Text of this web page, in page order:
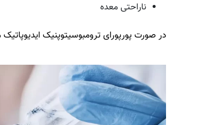
ناراحتی معده
در صورت پورپورای ترومبوسیتوپنیک